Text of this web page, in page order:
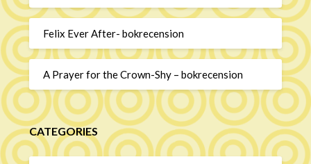
Felix Ever After- bokrecension
A Prayer for the Crown-Shy – bokrecension
CATEGORIES